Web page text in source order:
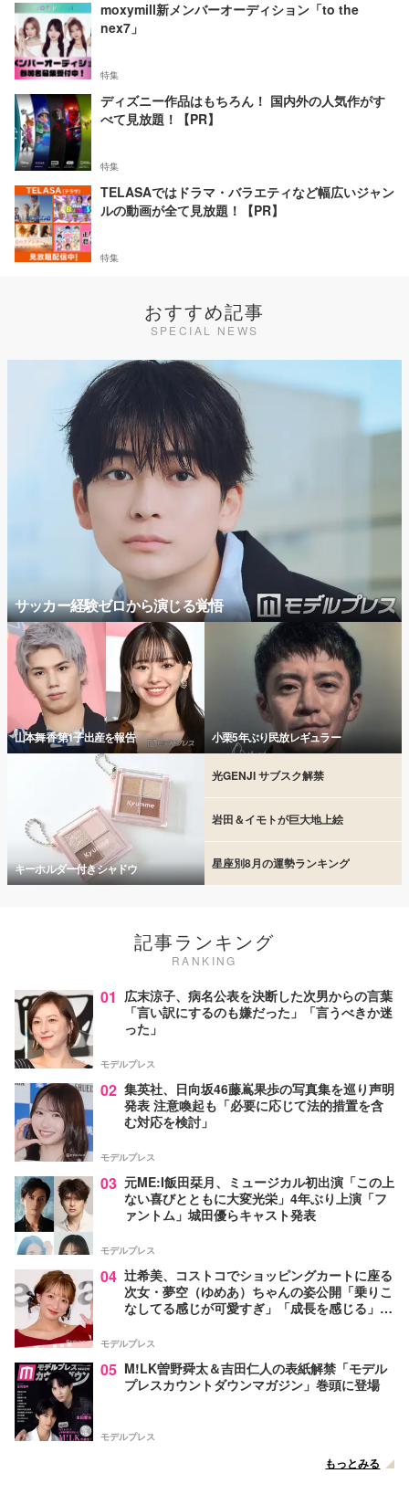
moxymill新メンバーオーディション「to the
nex7」
特集
ディズニー作品はもちろん！ 国内外の人気作がす
べて見放題！【PR】
特集
TELASAではドラマ・バラエティなど幅広いジャン
ルの動画が全て見放題！【PR】
特集
おすすめ記事
SPECIAL NEWS
サッカー経験ゼロから演じる覚悟
山本舞香 第1子出産を報告 小栗5年ぶり民放レギュラー
キーホルダー付きシャドウ
光GENJI サブスク解禁
岩田＆イモトが巨大地上絵
星座別8月の運勢ランキング
記事ランキング
RANKING
01 広末涼子、病名公表を決断した次男からの言葉
「言い訳にするのも嫌だった」「言うべきか迷
った」
モデルプレス
02 集英社、日向坂46藤嶌果歩の写真集を巡り声明
発表 注意喚起も「必要に応じて法的措置を含
む対応を検討」
モデルプレス
03 元ME:I飯田栞月、ミュージカル初出演「この上
ない喜びとともに大変光栄」4年ぶり上演「フ
ァントム」城田優らキャスト発表
モデルプレス
04 辻希美、コストコでショッピングカートに座る
次女・夢空（ゆめあ）ちゃんの姿公開「乗りこ
なしてる感じが可愛すぎ」「成長を感じる」の
モデルプレス
05 M!LK曽野舜太＆吉田仁人の表紙解禁「モデル
プレスカウントダウンマガジン」巻頭に登場
モデルプレス
もっとみる